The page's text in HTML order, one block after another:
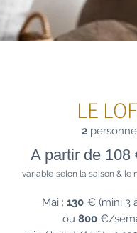
LE
A partir de 108
variable selon la saison & le
Mai : 130 € (mini 3
ou 800 €/
2